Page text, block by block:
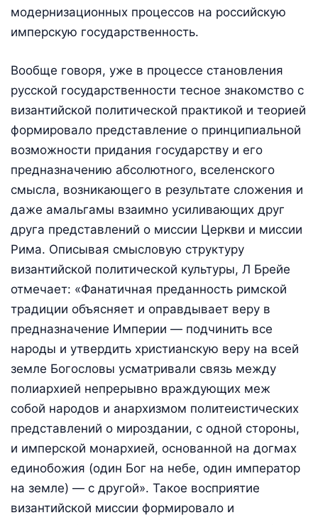
модернизационных процессов на российскую
имперскую государственность.
Вообще говоря, уже в процессе становления
русской государственности тесное знакомство с
византийской политической практикой и теорией
формировало представление о принципиальной
возможности придания государству и его
предназначению абсолютного, вселенского
смысла, возникающего в результате сложения и
даже амальгамы взаимно усиливающих друг
друга представлений о миссии Церкви и миссии
Рима. Описывая смысловую структуру
византийской политической культуры, Л Брейе
отмечает: «Фанатичная преданность римской
традиции объясняет и оправдывает веру в
предназначение Империи — подчинить все
народы и утвердить христианскую веру на всей
земле Богословы усматривали связь между
полиархией непрерывно враждующих меж
собой народов и анархизмом политеистических
представлений о мироздании, с одной стороны,
и имперской монархией, основанной на догмах
единобожия (один Бог на небе, один император
на земле) — с другой». Такое восприятие
византийской миссии формировало и